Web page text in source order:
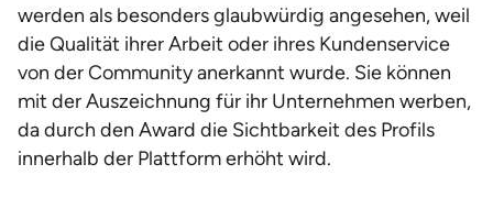
werden als besonders glaubwürdig angesehen, weil
die Qualität ihrer Arbeit oder ihres Kundenservice
von der Community anerkannt wurde. Sie können
mit der Auszeichnung für ihr Unternehmen werben,
da durch den Award die Sichtbarkeit des Profils
innerhalb der Plattform erhöht wird.